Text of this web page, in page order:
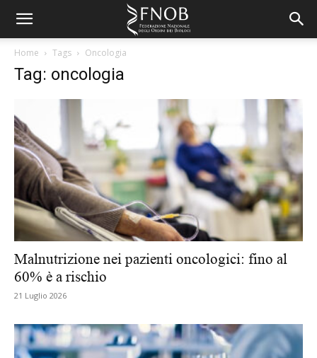
Home Tags Oncologia
Tag: oncologia
Malnutrizione nei pazienti oncologici: fino al
60% è a rischio
21 Luglio 2026